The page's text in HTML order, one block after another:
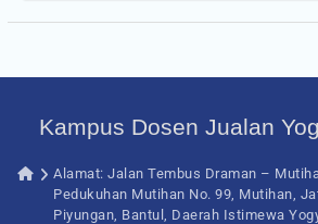
Kampus Dosen Jualan
Alamat: Jalan Tembus Draman –
Pedukuhan Mutihan No. 99, Mutihan,
Piyungan, Bantul, Daerah Istimewa